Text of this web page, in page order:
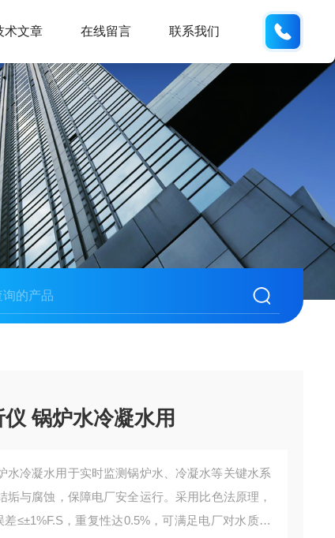
术文章 在线留言 联系我们
锅炉水冷凝水用
水冷凝水用于实时监测锅炉水、冷凝水等关键水系
垢与腐蚀，保障电厂安全运行。采用比色法原理，
≤±1%F.S，重复性达0.5%，可满足电厂对水质控